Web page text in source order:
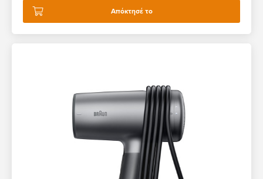
Απόκτησέ το